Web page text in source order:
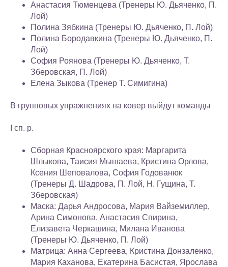
Анастасия Тюменцева (Тренеры Ю. Дьяченко, П.
Лой)
Полина Зябкина (Тренеры Ю. Дьяченко, П. Лой)
Полина Бородавкина (Тренеры Ю. Дьяченко, П.
Лой)
София Роянова (Тренеры Ю. Дьяченко, Т.
Зберовская, П. Лой)
Елена Зыкова (Тренер Т. Симигина)
В групповых упражнениях на ковер выйдут команды
I сп. р.
Сборная Красноярского края: Маргарита
Шлыкова, Таисия Мышаева, Кристина Орлова,
Ксения Шеповалова, София Годованюк
(Тренеры Д. Шадрова, П. Лой, Н. Гущина, Т.
Зберовская)
Маска: Дарья Андросова, Мария Вайземиллер,
Арина Симонова, Анастасия Спирина,
Елизавета Черкашина, Милана Иванова
(Тренеры Ю. Дьяченко, П. Лой)
Матрица: Анна Сергеева, Кристина Донзаленко,
Мария Каханова, Екатерина Басистая, Ярослава